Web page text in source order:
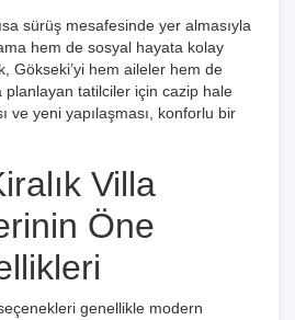
sürüş mesafesinde yer almasıyla
hem de sosyal hayata kolay
Gökseki’yi hem aileler hem de
planlayan tatilciler için cazip hale
ve yeni yapılaşması, konforlu bir
Villa
Öne
genellikle modern